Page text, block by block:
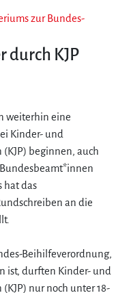
zur Bundes-
durch KJP
weiterhin eine
Kinder- und
beginnen, auch
hat das
an die
Beihilfeverordnung,
ist, durften Kinder- und
nur noch unter 18-